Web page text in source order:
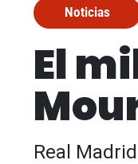
Noticias
El
Real